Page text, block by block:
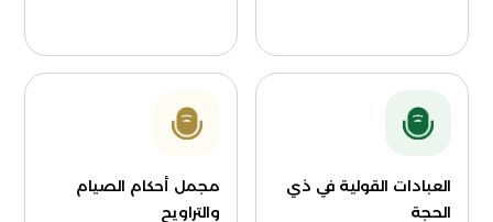
العبادات القولية في ذي
الحجة
مجمل أحكام الصيام
والتراويح